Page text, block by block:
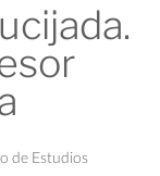
de Estudios